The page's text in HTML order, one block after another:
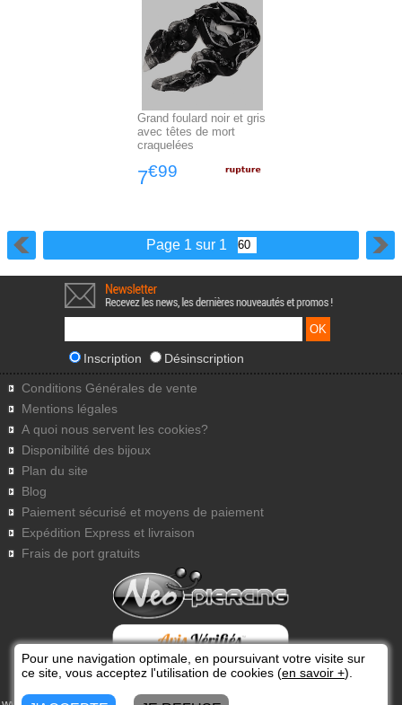
Grand foulard noir et gris
avec têtes de mort
craquelées
7€99
Page 1 sur 1
Inscription Désinscription
Conditions Générales de vente
Mentions légales
A quoi nous servent les cookies?
Disponibilité des bijoux
Plan du site
Blog
Paiement sécurisé et moyens de paiement
Expédition Express et livraison
Frais de port gratuits
Pour une navigation optimale, en poursuivant votre visite sur
ce site, vous acceptez l'utilisation de cookies (en savoir +).